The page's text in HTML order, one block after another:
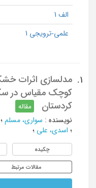
الف 1
علمی-ترویجی 1
1.
مدلسازی اثرات
کوچک مقیاس در
کردستان
مقاله
نویسنده : سواری، مسلم ؛
؛ اسدی، علی ؛
چکیده
مقالات مرتبط